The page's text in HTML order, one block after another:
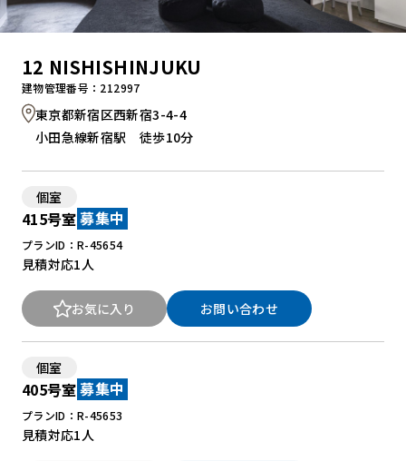
12 NISHISHINJUKU
建物管理番号：212997
東京都新宿区西新宿3-4-4
小田急線新宿駅 徒歩10分
個室
415号室 募集中
プランID：R-45654
見積対応1人
お気に入り お問い合わせ
個室
405号室 募集中
プランID：R-45653
見積対応1人